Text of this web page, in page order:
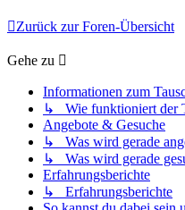
Zurück zur Foren-Übersicht
Gehe zu
Informationen zum
↳ Wie funktioniert der
Angebote & Gesuche
↳ Was wird gerade
↳ Was wird gerade
Erfahrungsberichte
↳ Erfahrungsberichte